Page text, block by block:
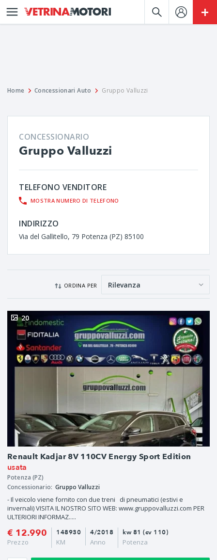
Home Concessionari Auto Gruppo Valluzzi
CONCESSIONARIO
Gruppo Valluzzi
TELEFONO VENDITORE
MOSTRA NUMERO DI TELEFONO
INDIRIZZO
Via del Gallitello, 79 Potenza (PZ) 85100
ORDINA PER
Renault Kadjar 8V 110CV Energy Sport Edition
usata
20
Potenza (PZ)
Concessionario: Gruppo Valluzzi
- Il veicolo viene fornito con due treni di pneumatici (estivi e
invernali) VISITA IL NOSTRO SITO WEB: www.gruppovalluzzi.com PER
ULTERIORI INFORMAZ.....
€ 12.990
Prezzo
4/2018
Anno
148930
KM
kw 81 (cv 110)
Potenza